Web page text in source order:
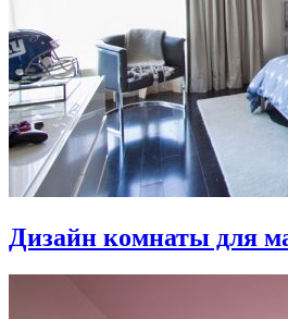
Дизайн комнаты для